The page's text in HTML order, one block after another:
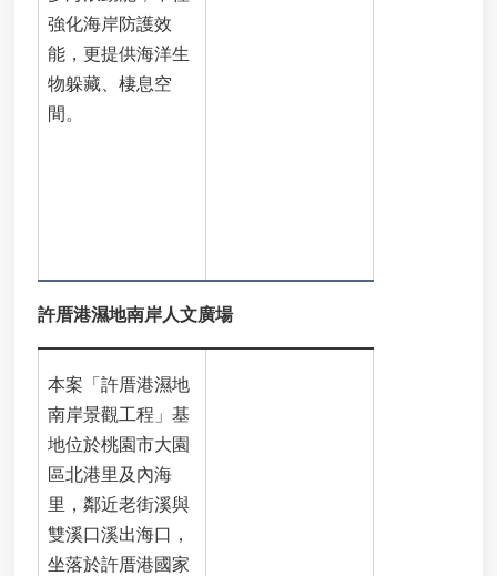
強化海岸防護效
能，更提供海洋生
物躲藏、棲息空
間。
許厝港濕地南岸人文廣場
本案「許厝港濕地
南岸景觀工程」基
地位於桃園市大園
區北港里及內海
里，鄰近老街溪與
雙溪口溪出海口，
坐落於許厝港國家